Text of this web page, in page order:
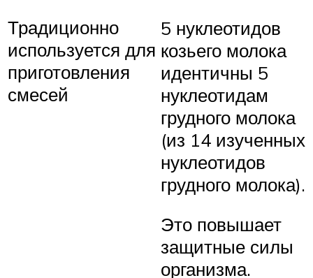
Традиционно
используется для
приготовления
смесей
5 нуклеотидов
козьего молока
идентичны 5
нуклеотидам
грудного молока
(из 14 изученных
нуклеотидов
грудного молока).
Это повышает
защитные силы
организма.